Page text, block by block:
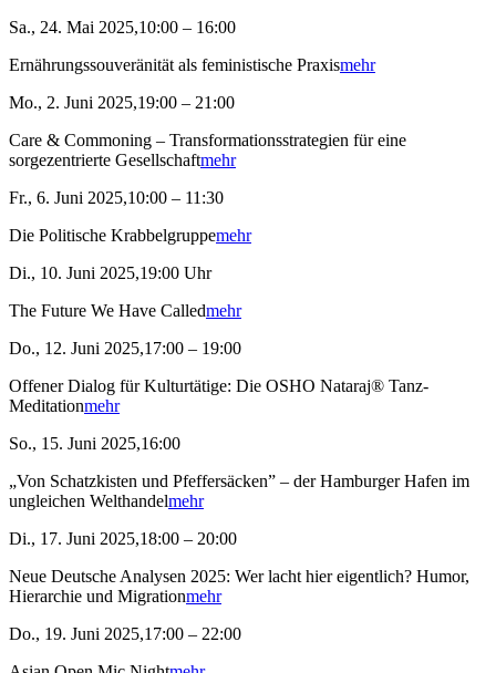
Sa., 24. Mai 2025,10:00 – 16:00
Ernährungssouveränität als feministische Praxismehr
Mo., 2. Juni 2025,19:00 – 21:00
Care & Commoning – Transformationsstrategien für eine
sorgezentrierte Gesellschaftmehr
Fr., 6. Juni 2025,10:00 – 11:30
Die Politische Krabbelgruppemehr
Di., 10. Juni 2025,19:00 Uhr
The Future We Have Calledmehr
Do., 12. Juni 2025,17:00 – 19:00
Offener Dialog für Kulturtätige: Die OSHO Nataraj® Tanz-
Meditationmehr
So., 15. Juni 2025,16:00
„Von Schatzkisten und Pfeffersäcken” – der Hamburger Hafen im
ungleichen Welthandelmehr
Di., 17. Juni 2025,18:00 – 20:00
Neue Deutsche Analysen 2025: Wer lacht hier eigentlich? Humor,
Hierarchie und Migrationmehr
Do., 19. Juni 2025,17:00 – 22:00